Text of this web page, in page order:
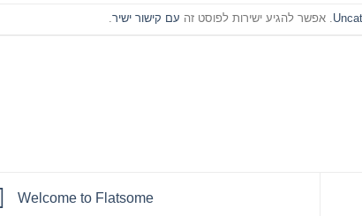
. אפשר להגיע ישירות לפוסט זה עם קישור ישיר
Welcome to Flatsome